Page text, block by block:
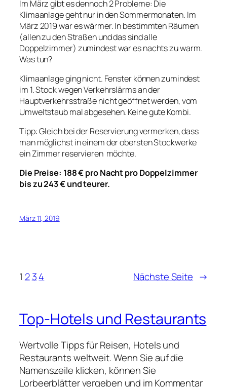
Im März gibt es dennoch 2 Probleme: Die
Klimaanlage geht nur in den Sommermonaten. Im
März 2019 war es wärmer. In bestimmten Räumen
(allen zu den Straßen und das sind alle
Doppelzimmer) zumindest war es nachts zu warm.
Was tun?
Klimaanlage ging nicht. Fenster können zumindest
im 1. Stock wegen Verkehrslärms an der
Hauptverkehrsstraße nicht geöffnet werden, vom
Umweltstaub mal abgesehen. Keine gute Kombi.
Tipp: Gleich bei der Reservierung vermerken, dass
man möglichst in einem der obersten Stockwerke
ein Zimmer reservieren möchte.
Die Preise: 188 € pro Nacht pro Doppelzimmer
bis zu 243 € und teurer.
März 11, 2019
1 2 34 Nächste Seite →
Top-Hotels und Restaurants
Wertvolle Tipps für Reisen, Hotels und
Restaurants weltweit. Wenn Sie auf die
Namenszeile klicken, können Sie
Lorbeerblätter vergeben und im Kommentar